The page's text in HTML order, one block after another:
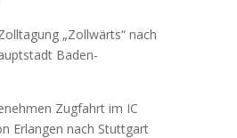
„Zollwärts“ nach
Baden-
Zugfahrt im IC
Erlangen nach Stuttgart